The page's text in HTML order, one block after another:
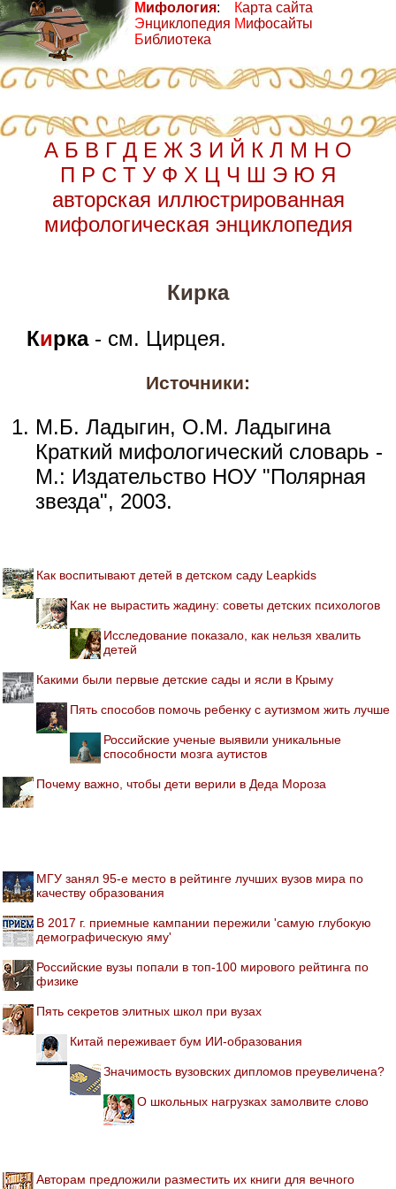
Мифология:
Энциклопедия
Библиотека
Карта сайта
Мифосайты
А Б В Г Д Е Ж З И Й К Л М Н О
П Р С Т У Ф Х Ц Ч Ш Э Ю Я
авторская иллюстрированная
мифологическая энциклопедия
Кирка
Кирка- см. Цирцея.
Источники:
М.Б. Ладыгин, О.М. Ладыгина
Краткий мифологический словарь -
М.: Издательство НОУ "Полярная
звезда", 2003.
Как воспитывают детей в детском саду Leapkids
Как не вырастить жадину: советы детских психологов
Исследование показало, как нельзя хвалить
детей
Какими были первые детские сады и ясли в Крыму
Пять способов помочь ребенку с аутизмом жить лучше
Российские ученые выявили уникальные
способности мозга аутистов
Почему важно, чтобы дети верили в Деда Мороза
МГУ занял 95-е место в рейтинге лучших вузов мира по
качеству образования
В 2017 г. приемные кампании пережили 'самую глубокую
демографическую яму'
Российские вузы попали в топ-100 мирового рейтинга по
физике
Пять секретов элитных школ при вузах
Китай переживает бум ИИ-образования
Значимость вузовских дипломов преувеличена?
О школьных нагрузках замолвите слово
Авторам предложили разместить их книги для вечного